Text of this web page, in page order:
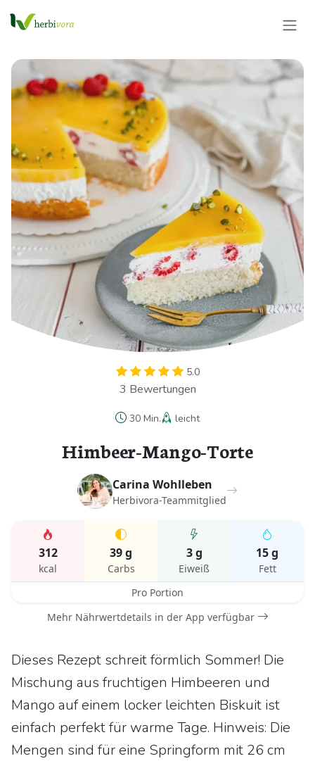
5.0
3 Bewertungen
30 Min. leicht
Himbeer-Mango-Torte
Carina Wohlleben
Herbivora-Teammitglied
312
kcal
39 g
Carbs
3 g
Eiweiß
15 g
Fett
Pro Portion
Mehr Nährwertdetails in der App verfügbar
Dieses Rezept schreit förmlich Sommer! Die
Mischung aus fruchtigen Himbeeren und
Mango auf einem locker leichten Biskuit ist
einfach perfekt für warme Tage. Hinweis: Die
Mengen sind für eine Springform mit 26 cm